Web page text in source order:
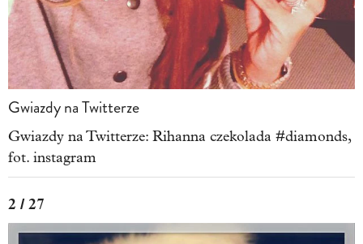
Gwiazdy na Twitterze
Gwiazdy na Twitterze: Rihanna czekolada #diamonds,
fot. instagram
2 / 27